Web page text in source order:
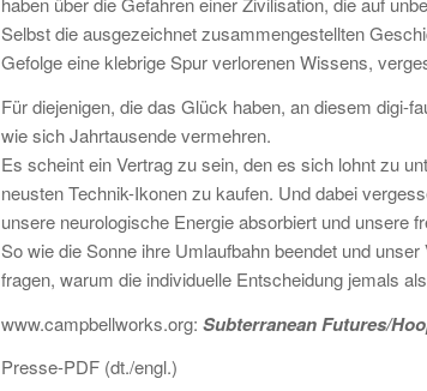
Selbst die ausgezeichnet zusammengestellten
Gefolge eine klebrige Spur verlorenen Wissens,
Für diejenigen, die das Glück haben, an diesem digi-
wie sich Jahrtausende vermehren.
Es scheint ein Vertrag zu sein, den es sich lohnt zu
neusten Technik-Ikonen zu kaufen. Und dabei
unsere neurologische Energie absorbiert und unsere
So wie die Sonne ihre Umlaufbahn beendet und
fragen, warum die individuelle Entscheidung jemals
www.campbellworks.org: Subterranean Futures/
Presse-PDF (dt./engl.)